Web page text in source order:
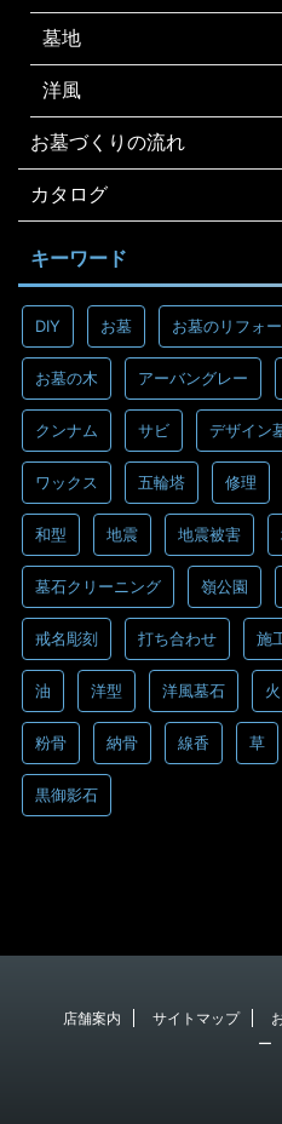
墓地
洋風
お墓づくりの流れ
カタログ
キーワード
DIY お墓 お墓のリフォ
お墓の木 アーバングレー
クンナム サビ デザイン
ワックス 五輪塔 修理
和型 地震 地震被害
墓石クリーニング 嶺公園
戒名彫刻 打ち合わせ 施
油 洋型 洋風墓石 火
粉骨 納骨 線香 草
黒御影石
店舗案内 サイトマップ
ー